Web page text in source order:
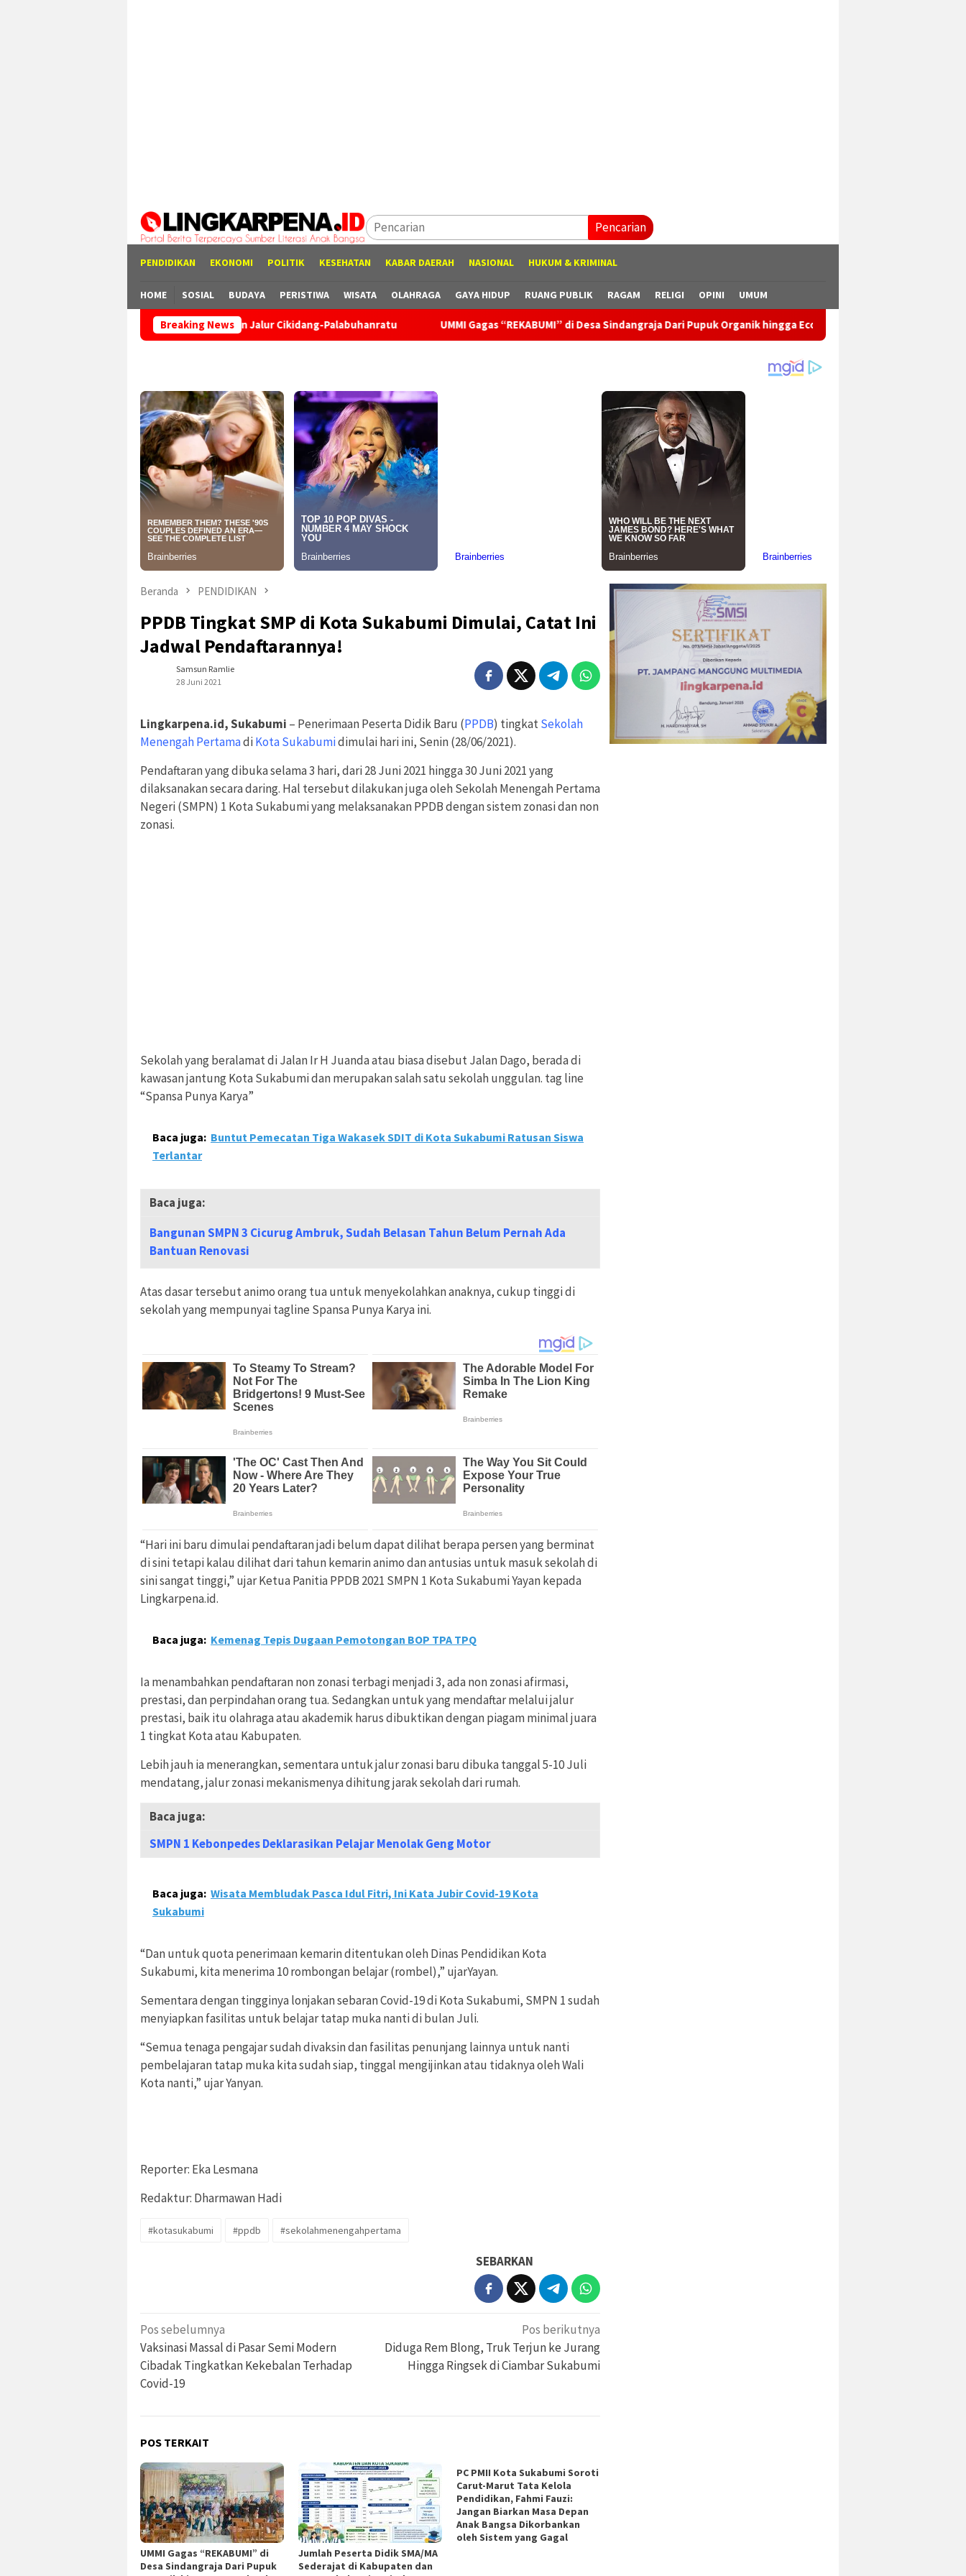
Pencarian
PENDIDIKAN EKONOMI POLITIK KESEHATAN KABAR DAERAH NASIONAL HUKUM & KRIMINAL
HOME SOSIAL BUDAYA PERISTIWA WISATA OLAHRAGA GAYA HIDUP RUANG PUBLIK RAGAM RELIGI OPINI UMUM
Breaking News
Truk Terperosok di Tikungan Jalur Cikidang-Palabuhanratu UMMI Gagas “REKABUMI” di Desa Sindangraja Dari Pupuk Organik hingga Eco-School Mahasiswa KKN OVOD Kelompok 05
Beranda PENDIDIKAN
PPDB Tingkat SMP di Kota Sukabumi Dimulai, Catat Ini
Jadwal Pendaftarannya!
Samsun Ramlie
28 Juni 2021
Lingkarpena.id, Sukabumi – Penerimaan Peserta Didik Baru (PPDB) tingkatSekolah
Menengah PertamadiKota Sukabumidimulai hari ini, Senin (28/06/2021).
Pendaftaran yang dibuka selama 3 hari, dari 28 Juni 2021 hingga 30 Juni 2021 yang
dilaksanakan secara daring. Hal tersebut dilakukan juga oleh Sekolah Menengah Pertama
Negeri (SMPN) 1 Kota Sukabumi yang melaksanakan PPDB dengan sistem zonasi dan non
zonasi.
Sekolah yang beralamat di Jalan Ir H Juanda atau biasa disebut Jalan Dago, berada di
kawasan jantung Kota Sukabumi dan merupakan salah satu sekolah unggulan. tag line
“Spansa Punya Karya”
Baca juga: Buntut Pemecatan Tiga Wakasek SDIT di Kota Sukabumi Ratusan Siswa
Terlantar
Baca juga:
Bangunan SMPN 3 Cicurug Ambruk, Sudah Belasan Tahun Belum Pernah Ada
Bantuan Renovasi
Atas dasar tersebut animo orang tua untuk menyekolahkan anaknya, cukup tinggi di
sekolah yang mempunyai tagline Spansa Punya Karya ini.
“Hari ini baru dimulai pendaftaran jadi belum dapat dilihat berapa persen yang berminat
di sini tetapi kalau dilihat dari tahun kemarin animo dan antusias untuk masuk sekolah di
sini sangat tinggi,” ujar Ketua Panitia PPDB 2021 SMPN 1 Kota Sukabumi Yayan kepada
Lingkarpena.id.
Baca juga: Kemenag Tepis Dugaan Pemotongan BOP TPA TPQ
Ia menambahkan pendaftaran non zonasi terbagi menjadi 3, ada non zonasi afirmasi,
prestasi, dan perpindahan orang tua. Sedangkan untuk yang mendaftar melalui jalur
prestasi, baik itu olahraga atau akademik harus dibuktikan dengan piagam minimal juara
1 tingkat Kota atau Kabupaten.
Lebih jauh ia menerangkan, sementara untuk jalur zonasi baru dibuka tanggal 5-10 Juli
mendatang, jalur zonasi mekanismenya dihitung jarak sekolah dari rumah.
Baca juga:
SMPN 1 Kebonpedes Deklarasikan Pelajar Menolak Geng Motor
Baca juga: Wisata Membludak Pasca Idul Fitri, Ini Kata Jubir Covid-19 Kota
Sukabumi
“Dan untuk quota penerimaan kemarin ditentukan oleh Dinas Pendidikan Kota
Sukabumi, kita menerima 10 rombongan belajar (rombel),” ujarYayan.
Sementara dengan tingginya lonjakan sebaran Covid-19 di Kota Sukabumi, SMPN 1 sudah
menyiapkan fasilitas untuk belajar tatap muka nanti di bulan Juli.
“Semua tenaga pengajar sudah divaksin dan fasilitas penunjang lainnya untuk nanti
pembelajaran tatap muka kita sudah siap, tinggal mengijinkan atau tidaknya oleh Wali
Kota nanti,” ujar Yanyan.
Reporter: Eka Lesmana
Redaktur: Dharmawan Hadi
#kotasukabumi #ppdb #sekolahmenengahpertama
SEBARKAN
Navigasi
pos
Pos sebelumnya
Vaksinasi Massal di Pasar Semi Modern
Cibadak Tingkatkan Kekebalan Terhadap
Covid-19
Pos berikutnya
Diduga Rem Blong, Truk Terjun ke Jurang
Hingga Ringsek di Ciambar Sukabumi
POS TERKAIT
UMMI Gagas “REKABUMI” di
Desa Sindangraja Dari Pupuk
Jumlah Peserta Didik SMA/MA
Sederajat di Kabupaten dan
PC PMII Kota Sukabumi Soroti
Carut-Marut Tata Kelola
Pendidikan, Fahmi Fauzi:
Jangan Biarkan Masa Depan
Anak Bangsa Dikorbankan
oleh Sistem yang Gagal